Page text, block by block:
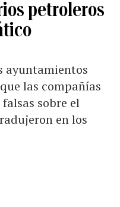
petroleros
ayuntamientos
las compañías
sobre el
en los